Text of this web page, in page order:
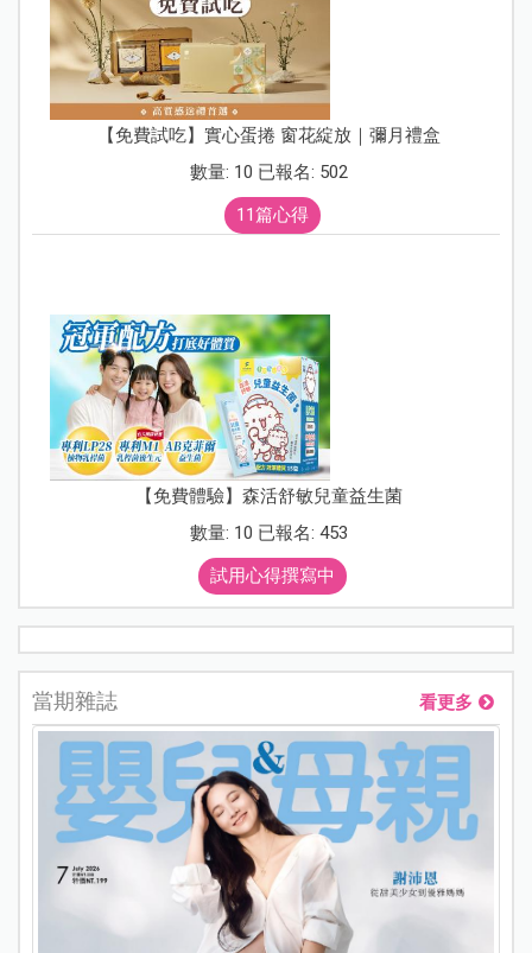
【免費試吃】實心蛋捲 窗花綻放｜彌月禮盒
數量: 10 已報名: 502
11篇心得
【免費體驗】森活舒敏兒童益生菌
數量: 10 已報名: 453
試用心得撰寫中
當期雜誌 看更多